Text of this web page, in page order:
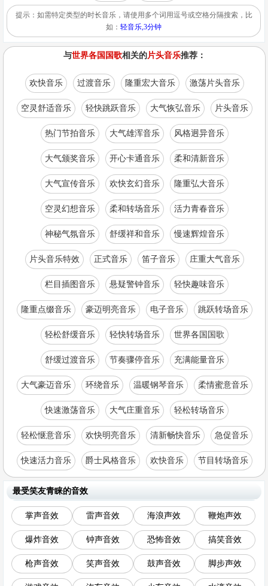
提示：如需特定类型的时长音乐，请使用多个词用逗号或空格分隔搜索，比
如：轻音乐,3分钟
与世界各国国歌相关的片头音乐推荐：
欢快音乐 过渡音乐 隆重宏大音乐 激荡片头音乐
空灵舒适音乐 轻快跳跃音乐 大气恢弘音乐 片头音乐
热门节拍音乐 大气雄浑音乐 风格迥异音乐
大气颁奖音乐 开心卡通音乐 柔和清新音乐
大气宣传音乐 欢快玄幻音乐 隆重弘大音乐
空灵幻想音乐 柔和转场音乐 活力青春音乐
神秘气氛音乐 舒缓祥和音乐 慢速辉煌音乐
片头音乐特效 正式音乐 笛子音乐 庄重大气音乐
栏目插图音乐 悬疑警钟音乐 轻快趣味音乐
隆重点缀音乐 豪迈明亮音乐 电子音乐 跳跃转场音乐
轻松舒缓音乐 轻快转场音乐 世界各国国歌
舒缓过渡音乐 节奏骤停音乐 充满能量音乐
大气豪迈音乐 环绕音乐 温暖钢琴音乐 柔情蜜意音乐
快速激荡音乐 大气庄重音乐 轻松转场音乐
轻松惬意音乐 欢快明亮音乐 清新畅快音乐 急促音乐
快速活力音乐 爵士风格音乐 欢快音乐 节目转场音乐
最受笑友青睐的音效
掌声音效 雷声音效 海浪声效 鞭炮声效
爆炸音效 钟声音效 恐怖音效 搞笑音效
枪声音效 笑声音效 鼓声音效 脚步声效